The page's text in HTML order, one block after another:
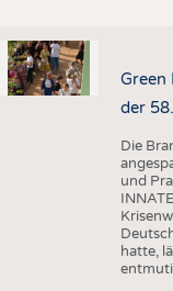
Green
der
Die
und
hatte,